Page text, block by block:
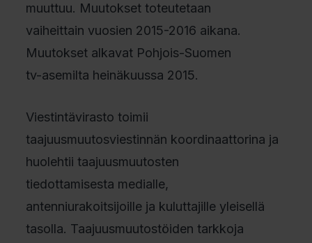
muuttuu. Muutokset toteutetaan
vaiheittain vuosien 2015-2016 aikana.
Muutokset alkavat Pohjois-Suomen
tv-asemilta heinäkuussa 2015.
Viestintävirasto toimii
taajuusmuutosviestinnän koordinaattorina ja
huolehtii taajuusmuutosten
tiedottamisesta medialle,
antenniurakoitsijoille ja kuluttajille yleisellä
tasolla. Taajuusmuutostöiden tarkkoja